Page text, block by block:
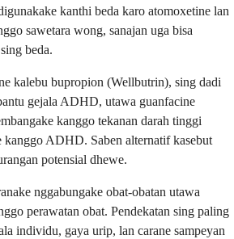
kanthi beda karo atomoxetine lan
sawetara wong, sanajan uga bisa
beda.
kalebu bupropion (Wellbutrin), sing dadi
gejala ADHD, utawa guanfacine
kanggo tekanan darah tinggi
kanggo ADHD. Saben alternatif kasebut
potensial dhewe.
nggabungake obat-obatan utawa
perawatan obat. Pendekatan sing paling
individu, gaya urip, lan carane sampeyan